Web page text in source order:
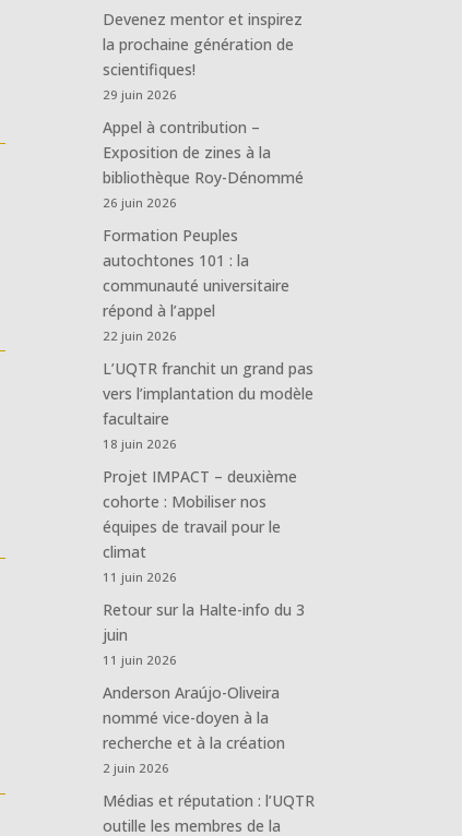
Devenez mentor et inspirez
la prochaine génération de
scientifiques!
29 juin 2026
Appel à contribution –
Exposition de zines à la
bibliothèque Roy-Dénommé
26 juin 2026
Formation Peuples
autochtones 101 : la
communauté universitaire
répond à l’appel
22 juin 2026
L’UQTR franchit un grand pas
vers l’implantation du modèle
facultaire
18 juin 2026
Projet IMPACT – deuxième
cohorte : Mobiliser nos
équipes de travail pour le
climat
11 juin 2026
Retour sur la Halte-info du 3
juin
11 juin 2026
Anderson Araújo-Oliveira
nommé vice-doyen à la
recherche et à la création
2 juin 2026
Médias et réputation : l’UQTR
outille les membres de la